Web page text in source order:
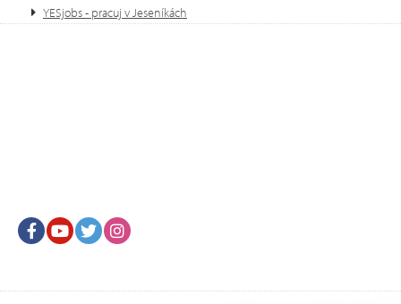
YESjobs - pracuj v Jeseníkách
FacebookYoutubeTwitter